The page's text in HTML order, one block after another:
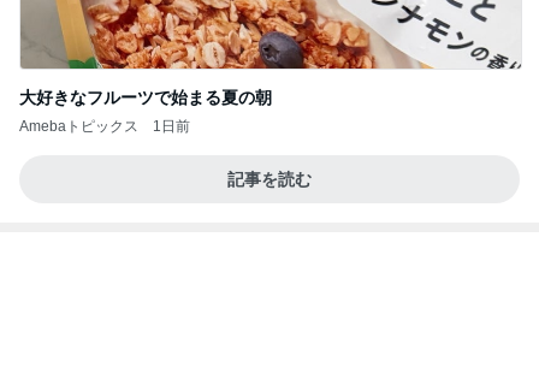
大好きなフルーツで始まる夏の朝
Amebaトピックス 1日前
記事を読む